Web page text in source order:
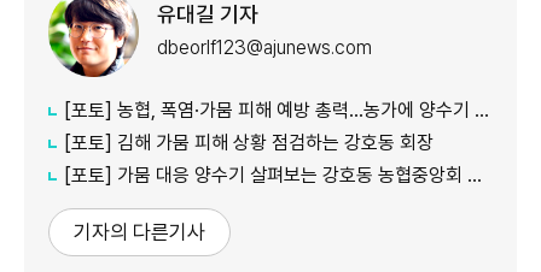
유대길 기자
dbeorlf123@ajunews.com
[포토] 농협, 폭염·가뭄 피해 예방 총력…농가에 양수기 지원
[포토] 김해 가뭄 피해 상황 점검하는 강호동 회장
[포토] 가뭄 대응 양수기 살펴보는 강호동 농협중앙회 회장
기자의 다른기사